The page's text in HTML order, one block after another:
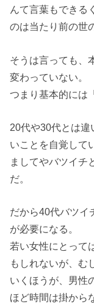
んて言葉もできる
のは当たり前の世
そうは言っても、
変わっていない。
つまり基本的には
20代や30代とは違
いことを自覚して
ましてやバツイチ
だ。
だから40代バツイ
が必要になる。
若い女性にとって
もしれないが、む
いくほうが、男性
ほど時間は掛から